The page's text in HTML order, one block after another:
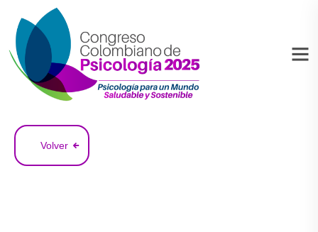
Volver